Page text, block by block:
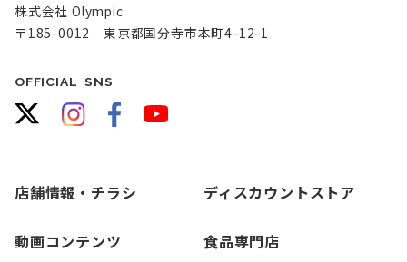
株式会社 Olympic
〒185-0012 東京都国分寺市本町4-12-1
OFFICIAL SNS
店舗情報・チラシ
動画コンテンツ
ディスカウントストア
食品専門店